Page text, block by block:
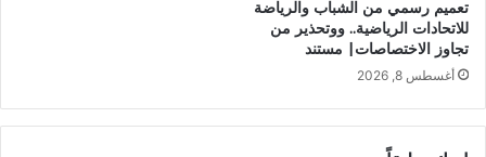
تعميم رسمي من الشباب والرياضة
للاتحادات الرياضية.. ووتحذير من
تجاوز الاختصاصات| مستند
أغسطس 8, 2026